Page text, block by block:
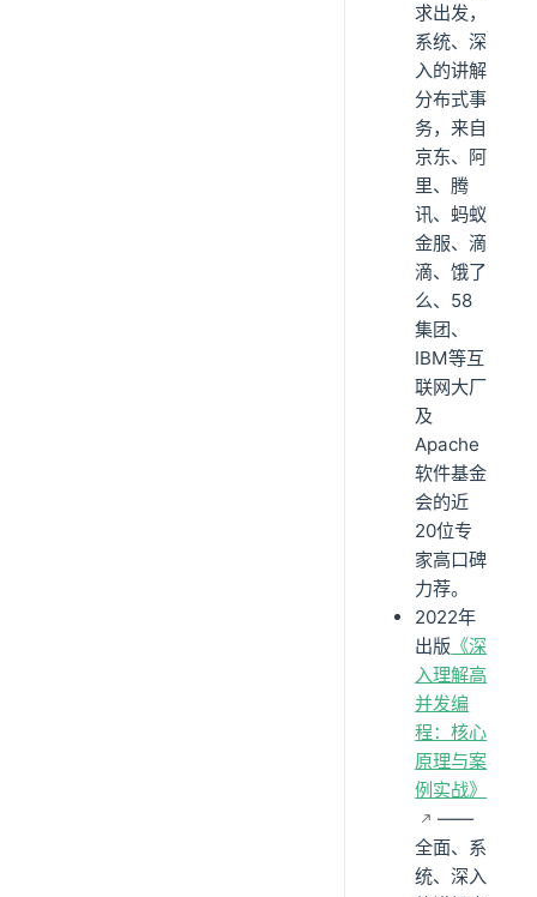
求出发，
系统、深
入的讲解
分布式事
务，来自
京东、阿
里、腾
讯、蚂蚁
金服、滴
滴、饿了
么、58
集团、
IBM等互
联网大厂
及
Apache
软件基金
会的近
20位专
家高口碑
力荐。
2022年
出版 《深
入理解高
并发编
程：核心
原理与案
例实战》
——
全面、系
统、深入